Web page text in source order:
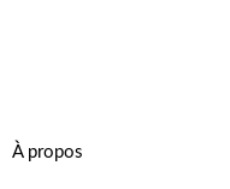
À propos